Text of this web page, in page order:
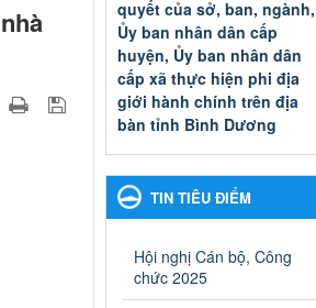
quyết của sở, ban, ngành,
Ủy ban nhân dân cấp
huyện, Ủy ban nhân dân
cấp xã thực hiện phi địa
giới hành chính trên địa
bàn tỉnh Bình Dương
thẩm quyền giải quyết của sở,
ban, ngành, Ủy ban nhân dân
cấp xã thực hiện phi địa giới
hành chính trên địa bàn tỉnh
TIN TIÊU ĐIỂM
Hội nghị Cán bộ, Công
chức 2025